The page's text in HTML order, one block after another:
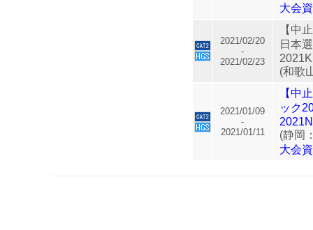
大会
2021/02/20
-
2021/02/23
【中
日本
(和歌
2021/01/09
-
2021/01/11
【中
ック
(静岡
大会